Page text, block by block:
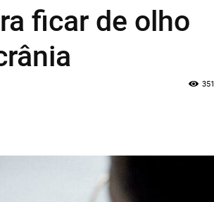
ficar de olho
351